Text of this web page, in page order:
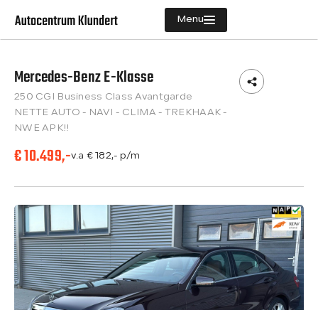
Menu
Aanbod
Diensten
Contact
Mercedes-Benz E-Klasse
250 CGI Business Class Avantgarde
NETTE AUTO - NAVI - CLIMA - TREKHAAK -
NWE APK!!
€ 10.499,-v.a € 182,- p/m